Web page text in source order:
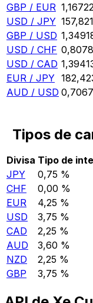
GBP / EUR
USD / JPY 157,821
GBP / USD
USD / CHF
USD / CAD
EUR / JPY
AUD / USD
Tipos de
Divisa Tipo de
JPY
0,75 %
CHF
0,00 %
EUR
4,25 %
USD
3,75 %
CAD
2,25 %
AUD
3,60 %
NZD
2,25 %
GBP
3,75 %